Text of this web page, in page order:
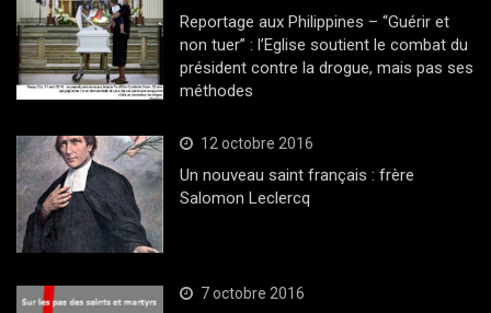
Reportage aux Philippines – “Guérir et
non tuer” : l’Eglise soutient le combat du
président contre la drogue, mais pas ses
méthodes
12 octobre 2016
Un nouveau saint français : frère
Salomon Leclercq
7 octobre 2016